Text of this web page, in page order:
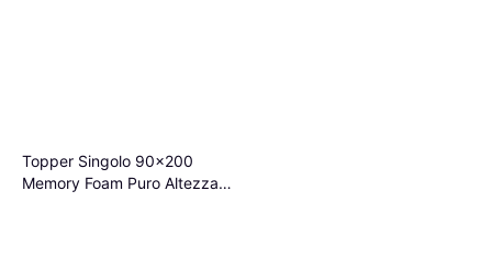
Topper Singolo 90x200
Memory Foam Puro Altezza 5